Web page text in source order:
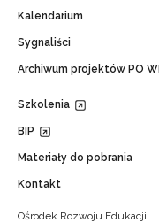
Kalendarium
Sygnaliści
Archiwum projektów PO
Szkolenia
BIP
Materiały do pobrania
Kontakt
Ośrodek Rozwoju Edukacji